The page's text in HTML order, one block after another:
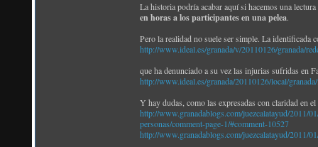
La historia podría acabar aquí si hacemos una
en horas a los participantes en una pelea.
Pero la realidad no suele ser simple. La identificada
http://www.ideal.es/granada/v/20110126/granada/
que ha denunciado a su vez las injurias sufridas en
http://www.ideal.es/granada/20110126/local/
Y hay dudas, como las expresadas con claridad en
http://www.granadablogs.com/juezcalatayud/2011/
personas/comment-page-1/#comment-10527
http://www.granadablogs.com/juezcalatayud/2011/